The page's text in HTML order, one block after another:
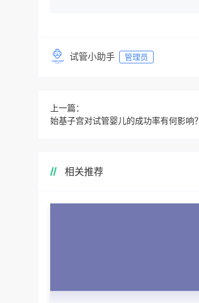
试管小助手 管理员
上一篇：
始基子宫对试管婴儿的成功率有何影响？
相关推荐